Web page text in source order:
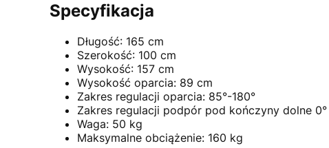
Specyfikacja
Długość: 165 cm
Szerokość: 100 cm
Wysokość: 157 cm
Wysokość oparcia: 89 cm
Zakres regulacji oparcia: 85°-180°
Zakres regulacji podpór pod kończyny dolne
Waga: 50 kg
Maksymalne obciążenie: 160 kg